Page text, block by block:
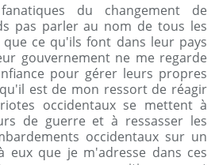
du changement de
pas parler au nom de tous les
que ce qu'ils font dans leur pays
gouvernement ne me regarde
pour gérer leurs propres
est de mon ressort de réagir
occidentaux se mettent à
de guerre et à ressasser les
occidentaux sur un
eux que je m'adresse dans ces